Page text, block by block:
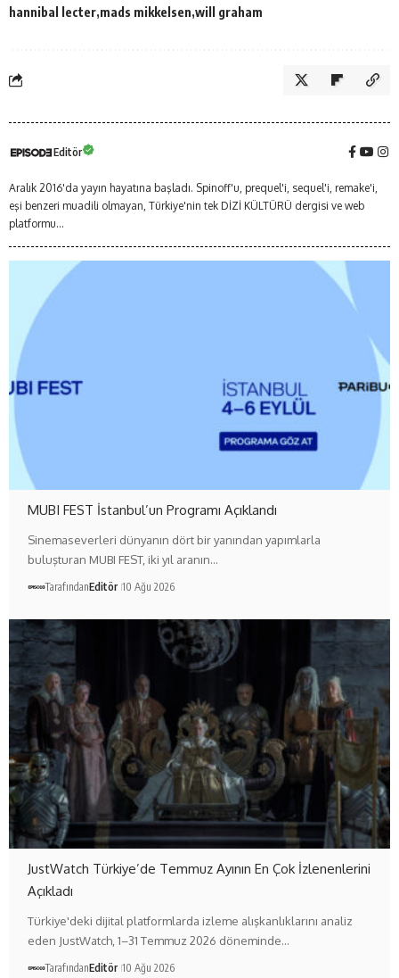
hannibal lecter mads mikkelsen will graham
Editör
Aralık 2016'da yayın hayatına başladı. Spinoff'u, prequel'i, sequel'i, remake'i,
eşi benzeri muadili olmayan, Türkiye'nin tek DİZİ KÜLTÜRÜ dergisi ve web
platformu...
MUBI FEST İstanbul’un Programı Açıklandı
Sinemaseverleri dünyanın dört bir yanından yapımlarla
buluşturan MUBI FEST, iki yıl aranın…
TarafındanEditör 10 Ağu 2026
JustWatch Türkiye’de Temmuz Ayının En Çok İzlenenlerini
Açıkladı
Türkiye'deki dijital platformlarda izleme alışkanlıklarını analiz
eden JustWatch, 1–31 Temmuz 2026 döneminde…
TarafındanEditör 10 Ağu 2026